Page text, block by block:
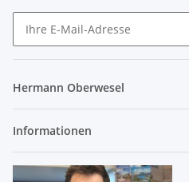
Hermann Oberwesel
Informationen